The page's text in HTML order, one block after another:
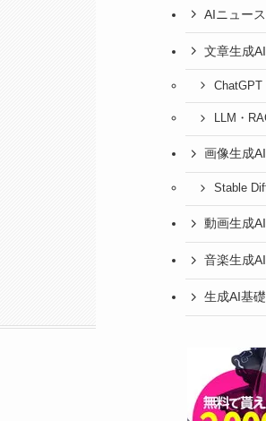
AIニュース
文章生成AI
ChatGPT
LLM・
画像生成AI
Stable
動画生成AI
音楽生成AI
生成AI基